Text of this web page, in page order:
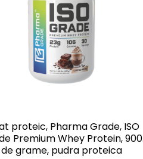
proteic, Pharma Grade, ISO
Premium Whey Protein, 900
de grame, pudra proteica